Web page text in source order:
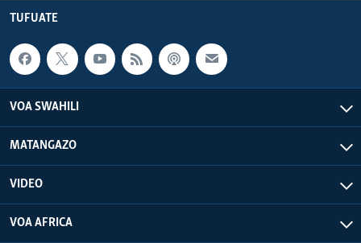
TUFUATE
VOA SWAHILI
MATANGAZO
VIDEO
VOA AFRICA